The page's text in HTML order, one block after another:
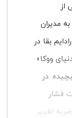
از
مدیران
پارادایم بقا در
ووکا»
در
فشار
تغییر